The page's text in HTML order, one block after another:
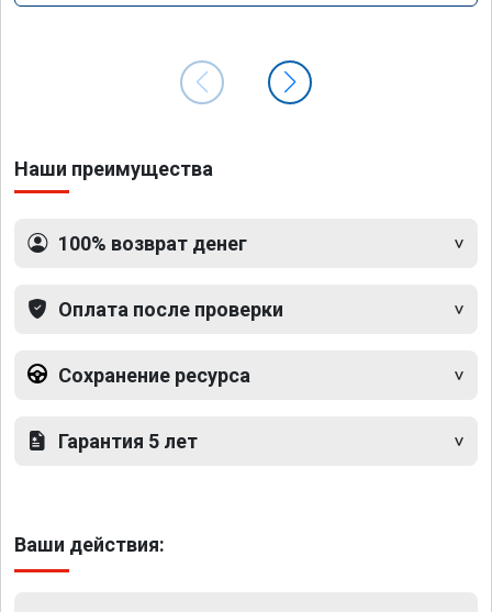
Наши преимущества
100% возврат денег
Оплата после проверки
Сохранение ресурса
Гарантия 5 лет
Ваши действия: